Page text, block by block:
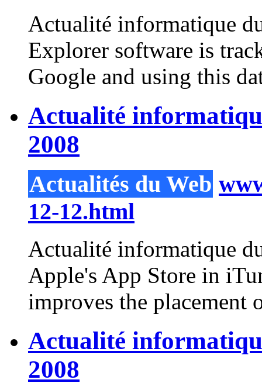
Actualité informatique
Explorer software is
Google and using this
Actualité
2008
Actualités du Web
12-12.html
Actualité informatique
Apple's App Store in
improves the placement
Actualité
2008